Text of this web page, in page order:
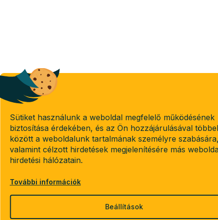
Sütiket használunk a weboldal megfelelő működésének
biztosítása érdekében, és az Ön hozzájárulásával
között a weboldalunk tartalmának személyre
valamint célzott hirdetések megjelenítésére más
hirdetési hálózatain.
További információk
Beállítások